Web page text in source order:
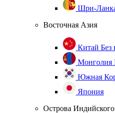
Шри-
Восточная Азия
Китай Без
Монголия
Южная
Япония
Острова Индийского